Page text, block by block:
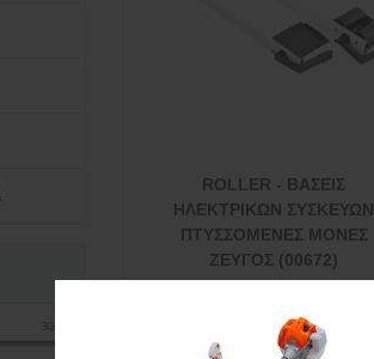
ROLLER - ΒΑΣΕΙΣ
ΗΛΕΚΤΡΙΚΩΝ ΣΥΣΚΕΥΩΝ
ΠΤΥΣΣΟΜΕΝΕΣ ΜΟΝΕΣ
ΖΕΥΓΟΣ (00672)
15,90€